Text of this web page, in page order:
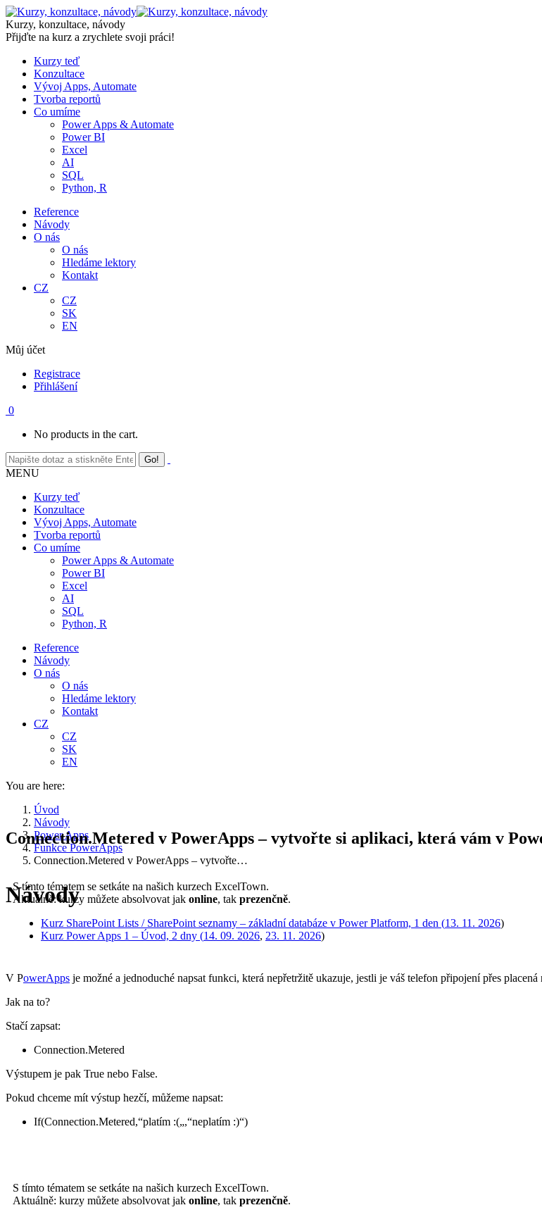
Skip
to
content
Kurzy, konzultace, návody
Přijďte na kurz a zrychlete svoji práci!
Kurzy teď
Konzultace
Vývoj Apps, Automate
Tvorba reportů
Co umíme
Power Apps & Automate
Power BI
Excel
AI
SQL
Python, R
Reference
Návody
O nás
O nás
Hledáme lektory
Kontakt
CZ
CZ
SK
EN
Můj účet
Registrace
Přihlášení
0
No products in the cart.
MENU
Kurzy teď
Konzultace
Vývoj Apps, Automate
Tvorba reportů
Co umíme
Power Apps & Automate
Power BI
Excel
AI
SQL
Python, R
Reference
Návody
O nás
O nás
Hledáme lektory
Kontakt
CZ
CZ
SK
EN
You are here:
Úvod
Návody
Power Apps
Funkce PowerApps
Connection.Metered v PowerApps – vytvořte…
Návody
Connection.Metered v PowerApps – vytvořte si aplikaci, která vám v
S tímto tématem se setkáte na našich kurzech ExcelTown.
Aktuálně: kurzy můžete absolvovat jak online, tak prezenčně.
Kurz SharePoint Lists / SharePoint seznamy – základní databáze v Power Platform, 1 den (13. 11. 2026)
Kurz Power Apps 1 – Úvod, 2 dny (14. 09. 2026, 23. 11. 2026)
V PowerApps je možné a jednoduché napsat funkci, která nepřetržitě ukazuje, jestli je váš telefon připojení přes placená
Jak na to?
Stačí zapsat:
Connection.Metered
Výstupem je pak True nebo False.
Pokud chceme mít výstup hezčí, můžeme napsat:
If(Connection.Metered,“platím :(„,“neplatím :)“)
S tímto tématem se setkáte na našich kurzech ExcelTown.
Aktuálně: kurzy můžete absolvovat jak online, tak prezenčně.